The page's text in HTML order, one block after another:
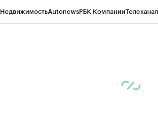
НедвижимостьAutonewsРБК КомпанииТелеканал